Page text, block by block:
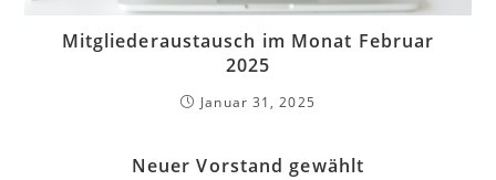
Mitgliederaustausch im Monat Februar
2025
Januar 31, 2025
Neuer Vorstand gewählt